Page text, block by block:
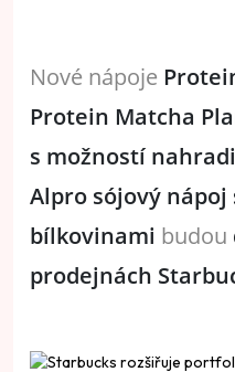
Nové nápoje
Protein Matcha
s možností
Alpro sójový
bílkovinami budou
prodejnách